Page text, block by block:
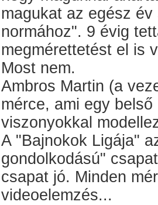
magukat az egész
normához". 9 évig
megmérettetést el is
Most nem.
Ambros Martin (a
mérce, ami egy
viszonyokkal
A "Bajnokok Ligája"
gondolkodású"
csapat jó. Minden
videoelemzés...